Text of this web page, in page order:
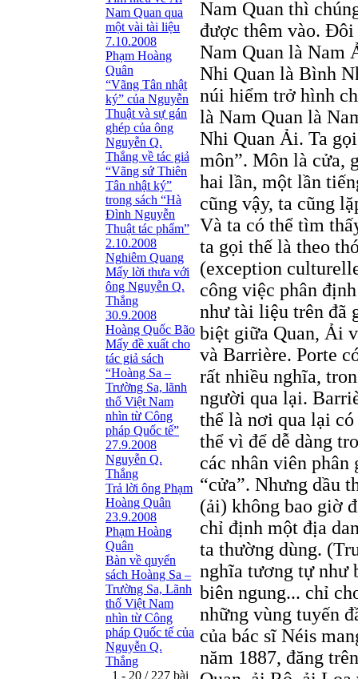
Nam Quan qua
một vài tài liệu
7.10.2008
Phạm Hoàng
Quân
“Vãng Tân nhật
ký” của Nguyễn
Thuật và sự gán
ghép của ông
Nguyễn Q.
Thắng về tác giả
“Vãng sứ Thiên
Tân nhật ký”
trong sách “Hà
Đình Nguyễn
Thuật tác phẩm”
2.10.2008
Nghiêm Quang
Mấy lời thưa với
ông Nguyễn Q.
Thắng
30.9.2008
Hoàng Quốc Bão
Mấy đề xuất cho
tác giả sách
“Hoàng Sa –
Trường Sa, lãnh
thổ Việt Nam
nhìn từ Công
pháp Quốc tế”
27.9.2008
Nguyễn Q.
Thắng
Trả lời ông Phạm
Hoàng Quân
23.9.2008
Phạm Hoàng
Quân
Bàn về quyển
sách Hoàng Sa –
Trường Sa, Lãnh
thổ Việt Nam
nhìn từ Công
pháp Quốc tế của
Nguyễn Q.
Thắng
1 - 20 / 227 bài
Nam Quan thì
được thêm vào.
Nam Quan là Nam
Nhi Quan là Bình
núi hiểm trở hình
là Nam Quan là
Nhi Quan Ải. Ta
môn”. Môn là cửa,
hai lần, một lần
cũng vậy, ta cũng
Và ta có thể tìm
ta gọi thế là theo
(exception
công việc phân
như tài liệu trên đã
biệt giữa Quan, Ải
và Barrière. Porte
rất nhiều nghĩa,
người qua lại.
thể là nơi qua lại có
thể vì để dễ dàng
các nhân viên
“cửa”. Nhưng dầu
(ải) không bao giờ
chỉ định một địa
ta thường dùng.
nghĩa tương tự như
biên ngung... chỉ
những vùng tuyến
của bác sĩ Néis
năm 1887, đăng